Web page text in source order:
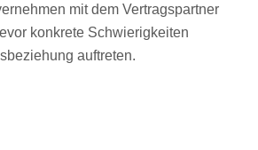
mit dem Vertragspartner
konkrete Schwierigkeiten
auftreten.